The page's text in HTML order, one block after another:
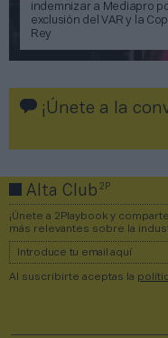
indemnizar a Mediapro
exclusión del VAR y la
Rey
¡Únete a la
Alta Club2P
¡Únete a 2Playbook y
más relevantes sobre la
Al suscribirte aceptas la